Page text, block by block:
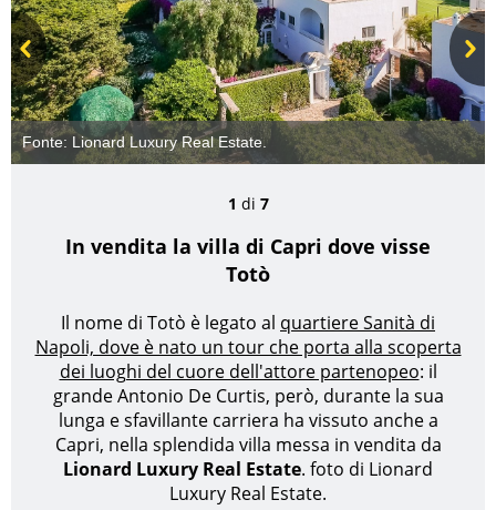
Fonte: Lionard Luxury Real Estate.
Prev Next
1 di 7
In vendita la villa di Capri dove visse
Totò
Il nome di Totò è legato al quartiere Sanità di
Napoli, dove è nato un tour che porta alla scoperta
dei luoghi del cuore dell'attore partenopeo: il
grande Antonio De Curtis, però, durante la sua
lunga e sfavillante carriera ha vissuto anche a
Capri, nella splendida villa messa in vendita da
Lionard Luxury Real Estate. foto di Lionard
Luxury Real Estate.